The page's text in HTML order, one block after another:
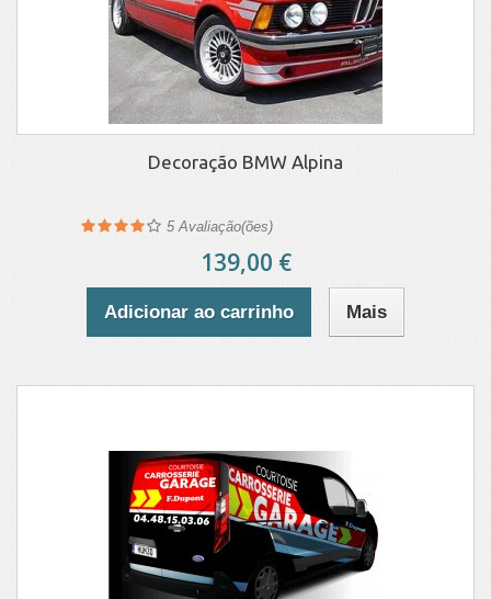
Decoração BMW Alpina
5 Avaliação(ões)
139,00 €
Adicionar ao carrinho Mais